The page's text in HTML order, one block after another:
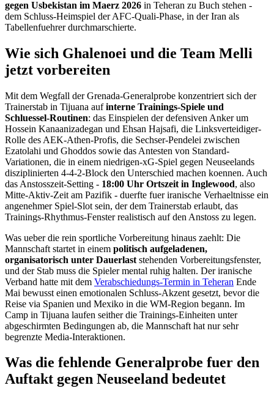
gegen Usbekistan im Maerz 2026 in Teheran zu Buch stehen -
dem Schluss-Heimspiel der AFC-Quali-Phase, in der Iran als
Tabellenfuehrer durchmarschierte.
Wie sich Ghalenoei und die Team Melli
jetzt vorbereiten
Mit dem Wegfall der Grenada-Generalprobe konzentriert sich der
Trainerstab in Tijuana aufinterne Trainings-Spiele und
Schluessel-Routinen: das Einspielen der defensiven Anker um
Hossein Kanaanizadegan und Ehsan Hajsafi, die Linksverteidiger-
Rolle des AEK-Athen-Profis, die Sechser-Pendelei zwischen
Ezatolahi und Ghoddos sowie das Antesten von Standard-
Variationen, die in einem niedrigen-xG-Spiel gegen Neuseelands
disziplinierten 4-4-2-Block den Unterschied machen koennen. Auch
das Anstosszeit-Setting - 18:00 Uhr Ortszeit in Inglewood, also
Mitte-Aktiv-Zeit am Pazifik - duerfte fuer iranische Verhaeltnisse ein
angenehmer Spiel-Slot sein, der dem Trainerstab erlaubt, das
Trainings-Rhythmus-Fenster realistisch auf den Anstoss zu legen.
Was ueber die rein sportliche Vorbereitung hinaus zaehlt: Die
Mannschaft startet in einem politisch aufgeladenen,
organisatorisch unter Dauerlast stehenden Vorbereitungsfenster,
und der Stab muss die Spieler mental ruhig halten. Der iranische
Verband hatte mit dem Verabschiedungs-Termin in Teheran Ende
Mai bewusst einen emotionalen Schluss-Akzent gesetzt, bevor die
Reise via Spanien und Mexiko in die WM-Region begann. Im
Camp in Tijuana laufen seither die Trainings-Einheiten unter
abgeschirmten Bedingungen ab, die Mannschaft hat nur sehr
begrenzte Media-Interaktionen.
Was die fehlende Generalprobe fuer den
Auftakt gegen Neuseeland bedeutet